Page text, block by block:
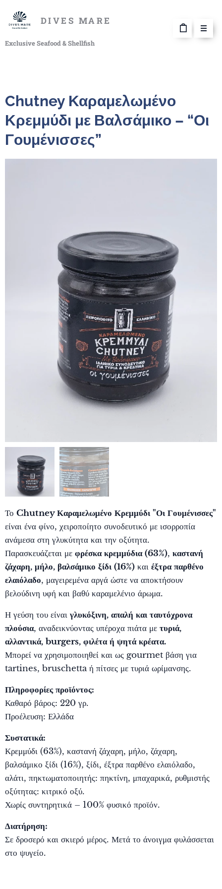
DIVES MARE
Exclusive Seafood & Shellfish
Chutney Καραμελωμένο
Κρεμμύδι με Βαλσάμικο – “Οι
Γουμένισσες”
Το Chutney Καραμελωμένο Κρεμμύδι "Οι Γουμένισσες"
είναι ένα φίνο, χειροποίητο συνοδευτικό με ισορροπία
ανάμεσα στη γλυκύτητα και την οξύτητα.
Παρασκευάζεται με φρέσκα κρεμμύδια (63%), καστανή
ζάχαρη, μήλο, βαλσάμικο ξίδι (16%) και έξτρα παρθένο
ελαιόλαδο, μαγειρεμένα αργά ώστε να αποκτήσουν
βελούδινη υφή και βαθύ καραμελένιο άρωμα.
Η γεύση του είναι γλυκόξινη, απαλή και ταυτόχρονα
πλούσια, αναδεικνύοντας υπέροχα πιάτα με τυριά,
αλλαντικά, burgers, φιλέτα ή ψητά κρέατα.
Μπορεί να χρησιμοποιηθεί και ως gourmet βάση για
tartines, bruschetta ή πίτσες με τυριά ωρίμανσης.
Πληροφορίες προϊόντος:
Καθαρό βάρος: 220 γρ.
Προέλευση: Ελλάδα
Συστατικά:
Κρεμμύδι (63%), καστανή ζάχαρη, μήλο, ζάχαρη,
βαλσάμικο ξίδι (16%), ξίδι, έξτρα παρθένο ελαιόλαδο,
αλάτι, πηκτωματοποιητής: πηκτίνη, μπαχαρικά, ρυθμιστής
οξύτητας: κιτρικό οξύ.
Χωρίς συντηρητικά – 100% φυσικό προϊόν.
Διατήρηση:
Σε δροσερό και σκιερό μέρος. Μετά το άνοιγμα φυλάσσεται
στο ψυγείο.